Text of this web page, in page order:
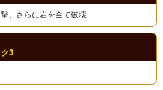
、さらに岩を全て破壊
3